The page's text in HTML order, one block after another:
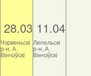
28.03
Чэрвеньскі
р-н, А.
Вінчэўскі
11.04
Лепельскі
р-н, А.
Вінчэўскі